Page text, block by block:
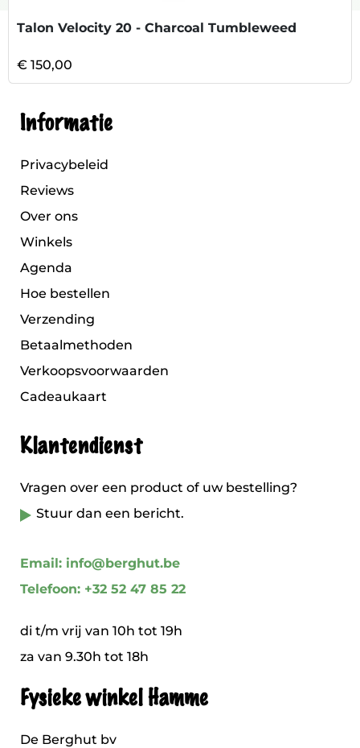
Talon Velocity 20 - Charcoal Tumbleweed
€ 150,00
Informatie
Privacybeleid
Reviews
Over ons
Winkels
Agenda
Hoe bestellen
Verzending
Betaalmethoden
Verkoopsvoorwaarden
Cadeaukaart
Klantendienst
Vragen over een product of uw bestelling?
Stuur dan een bericht.
Email: info@berghut.be
Telefoon: +32 52 47 85 22
di t/m vrij van 10h tot 19h
za van 9.30h tot 18h
Fysieke winkel Hamme
De Berghut bv